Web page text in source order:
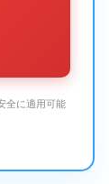
全に適用可能